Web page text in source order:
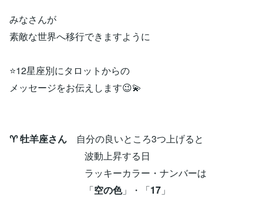
みなさんが
素敵な世界へ移行できますように
⭐12星座別にタロットからの
メッセージをお伝えします😉💫
♈ 牡羊座さん 自分の良いところ3つ上げると
波動上昇する日
ラッキーカラー・ナンバーは
「空の色」・「17 」